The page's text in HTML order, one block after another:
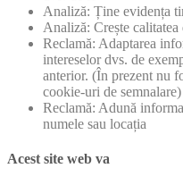
Analiză: Ține evidența
Analiză: Crește
Reclamă: Adaptarea
intereselor dvs. de
anterior. (În prezent nu
cookie-uri de semnalare)
Reclamă: Adună
numele sau locația
Acest site web va